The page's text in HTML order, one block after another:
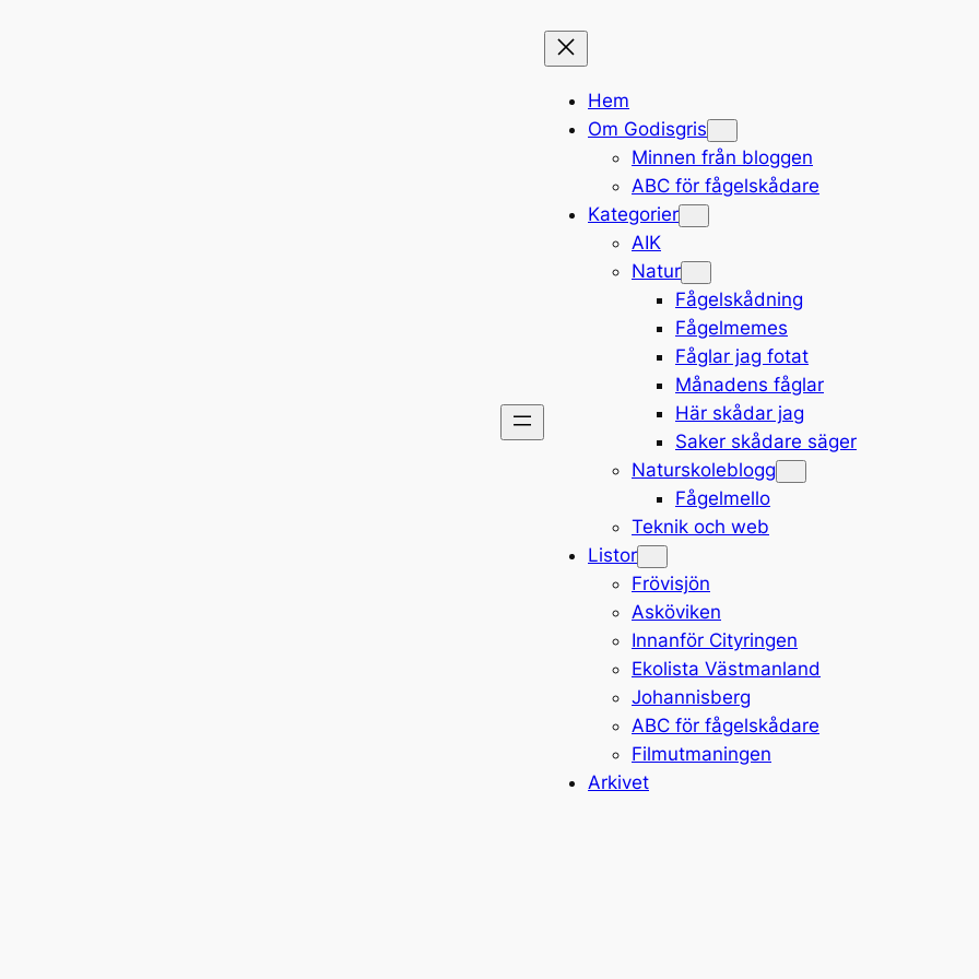
Hem
Om Godisgris
Minnen från bloggen
ABC för fågelskådare
Kategorier
AIK
Natur
Fågelskådning
Fågelmemes
Fåglar jag fotat
Månadens fåglar
Här skådar jag
Saker skådare säger
Naturskoleblogg
Fågelmello
Teknik och web
Listor
Frövisjön
Asköviken
Innanför Cityringen
Ekolista Västmanland
Johannisberg
ABC för fågelskådare
Filmutmaningen
Arkivet